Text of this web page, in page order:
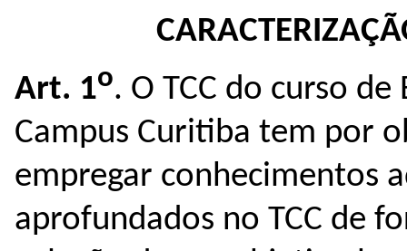
Art. 1o. O TCC do curso
Campus Curitiba tem por
empregar conhecimentos
aprofundados no TCC de